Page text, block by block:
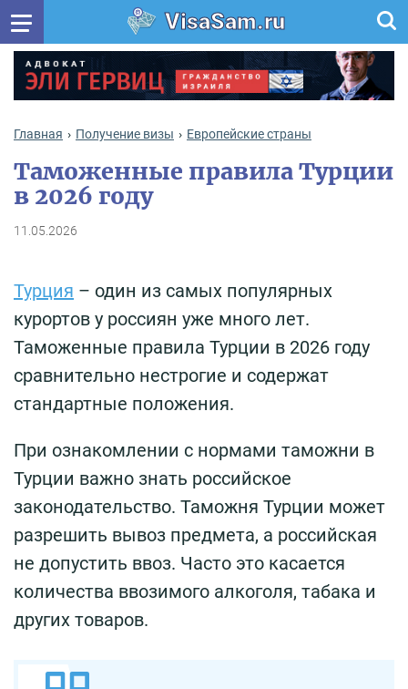
VisaSam.ru
Главная Получение визы Европейские страны
Таможенные правила Турции
в 2026 году
11.05.2026
Турция – один из самых популярных
курортов у россиян уже много лет.
Таможенные правила Турции в 2026 году
сравнительно нестрогие и содержат
стандартные положения.
При ознакомлении с нормами таможни в
Турции важно знать российское
законодательство. Таможня Турции может
разрешить вывоз предмета, а российская
не допустить ввоз. Часто это касается
количества ввозимого алкоголя, табака и
других товаров.